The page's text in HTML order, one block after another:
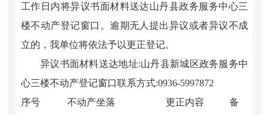
工作日内将异议书面材料送达山丹县政务服务中心三
楼不动产登记窗口。逾期无人提出异议或者异议不成
立的，我单位将依法予以更正登记。
异议书面材料送达地址:山丹县新城区政务服务中
心三楼不动产登记窗口联系方式:0936-5997872
序号
不动产坐落 更正内容
备